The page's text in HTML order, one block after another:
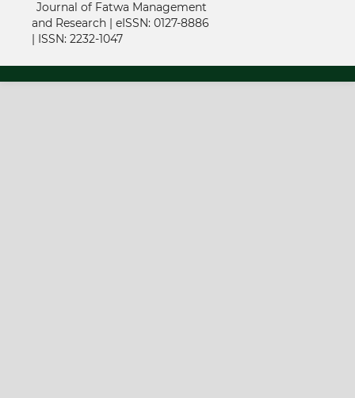
Journal of Fatwa Management
and Research | eISSN: 0127-8886
| ISSN: 2232-1047